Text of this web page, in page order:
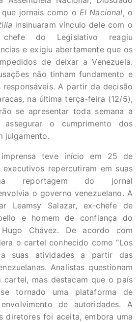
jornais como o El Nacional, o
insinuaram vínculo dele com o
do Legislativo reagiu
e exigiu abertamente que os
de deixar a Venezuela.
não tinham fundamento e
responsáveis. A partir da decisão
na última terça-feira (12/5),
se apresentar toda semana a
o cumprimento dos
julgamento.
teve início em 25 de
repercutiram em suas
reportagem do jornal
o governo venezuelano. A
Leamsy Salazar, ex-chefe de
e homem de confiança do
Chávez. De acordo com
o cartel conhecido como “Los
suas atividades a partir das
Analistas questionam
cartel, mas destacam que o país
tornado uma plataforma de
de autoridades. A
diretores foi aceita, embora uma